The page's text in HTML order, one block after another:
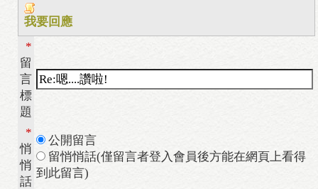
我要回應
*
留
言
標
題
*
悄
悄
話
公開留言
留悄悄話(僅留言者登入會員後方能在網頁上看得
到此留言)